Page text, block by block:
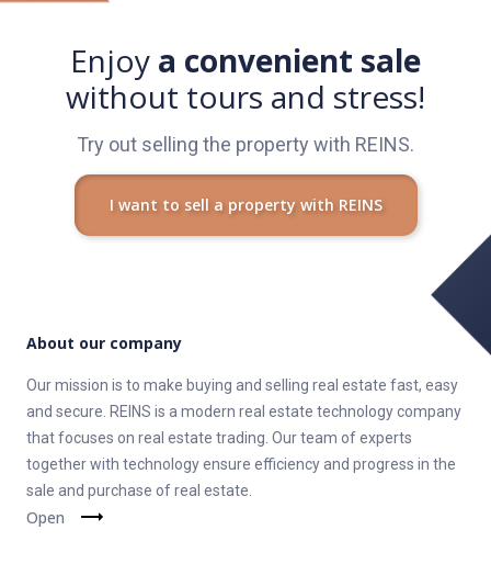
Zárubně: Zárubeň bílá
Obklady: Bílý lesk 30×60 cm rektifikovaný
Dlažby: Italská rektifikovaná dlažba Loft White 60×60 cm
Zdi: Bílá malba
Interiérové dveře: Bílé plné dveře
– Umyvadlo se skříňkou
– Zrcadlo s podsvícením 60×60
– Sprchová baterie Hansgrohe
– Umyvadlová baterie Hansgrohe Logis
Enjoy a convenient sale
without tours and stress!
Try out selling the property with REINS.
I want to sell a property with REINS
About our company
Our mission is to make buying and selling real estate fast, easy
and secure. REINS is a modern real estate technology company
that focuses on real estate trading. Our team of experts
together with technology ensure efficiency and progress in the
sale and purchase of real estate.
Open